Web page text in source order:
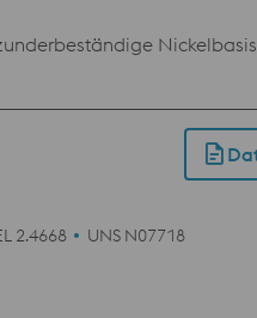
2.4668 UNS N07718